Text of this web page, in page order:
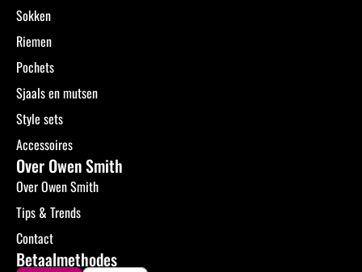
Sokken
Riemen
Pochets
Sjaals en mutsen
Style sets
Accessoires
Over Owen Smith
Over Owen Smith
Tips & Trends
Contact
Betaalmethodes